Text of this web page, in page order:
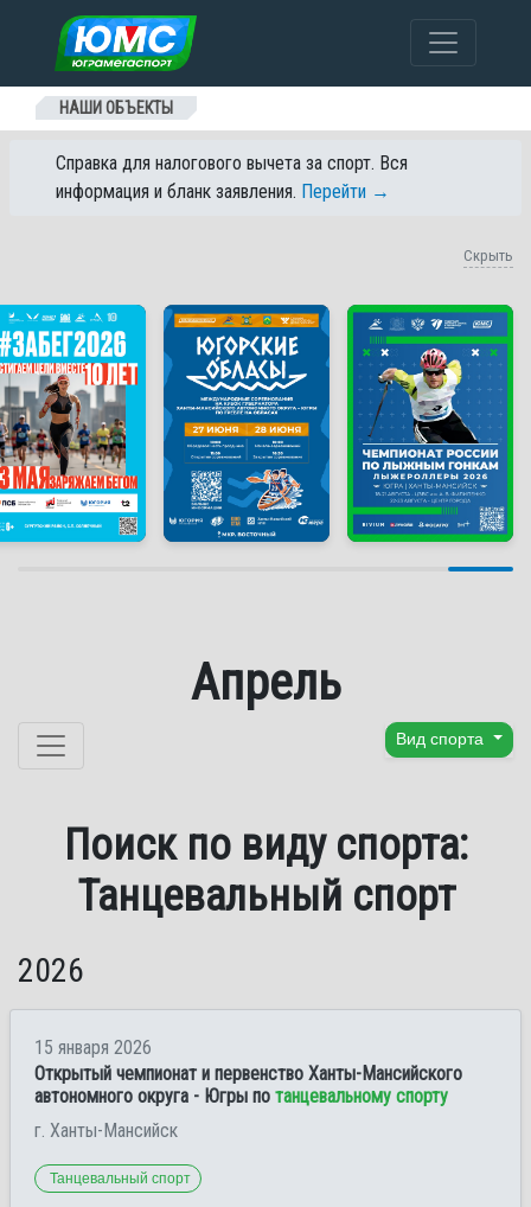
Перейти к содержанию
НАШИ ОБЪЕКТЫ
Справка для налогового вычета за спорт. Вся
информация и бланк заявления. Перейти →
Скрыть
Апрель
Перейти к содержанию Вид спорта
Поиск по виду спорта:
Танцевальный спорт
2026
15 января 2026
Открытый чемпионат и первенство Ханты-Мансийского
автономного округа - Югры по танцевальному спорту
г. Ханты-Мансийск
Танцевальный спорт